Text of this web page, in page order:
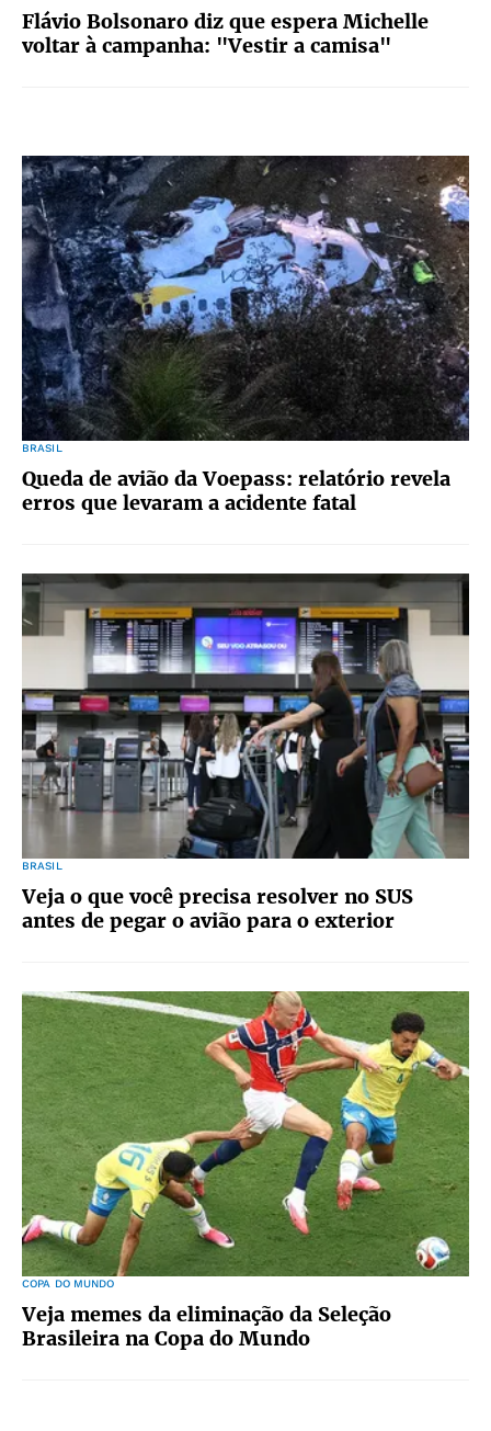
Flávio Bolsonaro diz que espera Michelle
voltar à campanha: "Vestir a camisa"
BRASIL
Queda de avião da Voepass: relatório revela
erros que levaram a acidente fatal
BRASIL
Veja o que você precisa resolver no SUS
antes de pegar o avião para o exterior
COPA DO MUNDO
Veja memes da eliminação da Seleção
Brasileira na Copa do Mundo